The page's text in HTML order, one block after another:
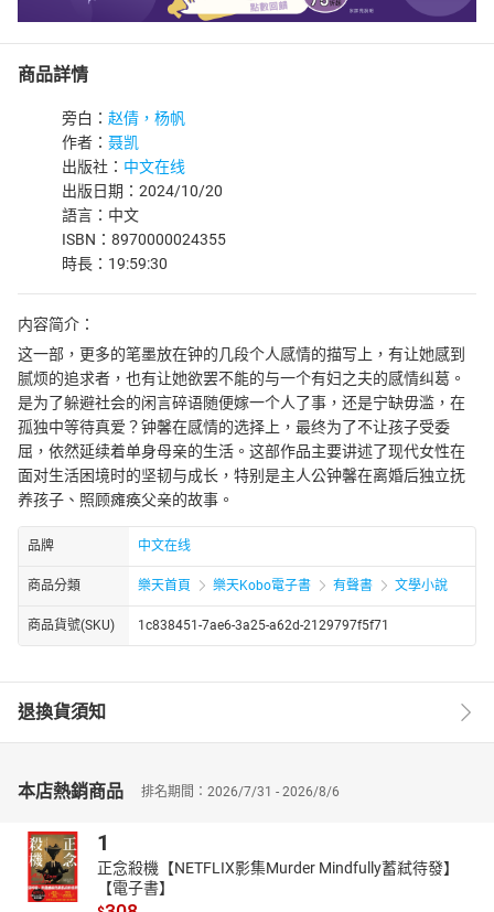
商品詳情
旁白： 赵倩，杨帆
作者： 聂凯
出版社： 中文在线
出版日期：2024/10/20
語言：中文
ISBN：8970000024355
時長：19:59:30
内容简介：
这一部，更多的笔墨放在钟的几段个人感情的描写上，有让她感到
腻烦的追求者，也有让她欲罢不能的与一个有妇之夫的感情纠葛。
是为了躲避社会的闲言碎语随便嫁一个人了事，还是宁缺毋滥，在
孤独中等待真爱？钟馨在感情的选择上，最终为了不让孩子受委
屈，依然延续着单身母亲的生活。这部作品主要讲述了现代女性在
面对生活困境时的坚韧与成长，特别是主人公钟馨在离婚后独立抚
养孩子、照顾瘫痪父亲的故事。
品牌 中文在线
商品分類 樂天首頁 樂天Kobo電子書 有聲書 文學小說
商品貨號(SKU) 1c838451-7ae6-3a25-a62d-2129797f5f71
退換貨須知
本店熱銷商品 排名期間：2026/7/31 - 2026/8/6
1
正念殺機【NETFLIX影集Murder Mindfully蓄弒待發】
【電子書】